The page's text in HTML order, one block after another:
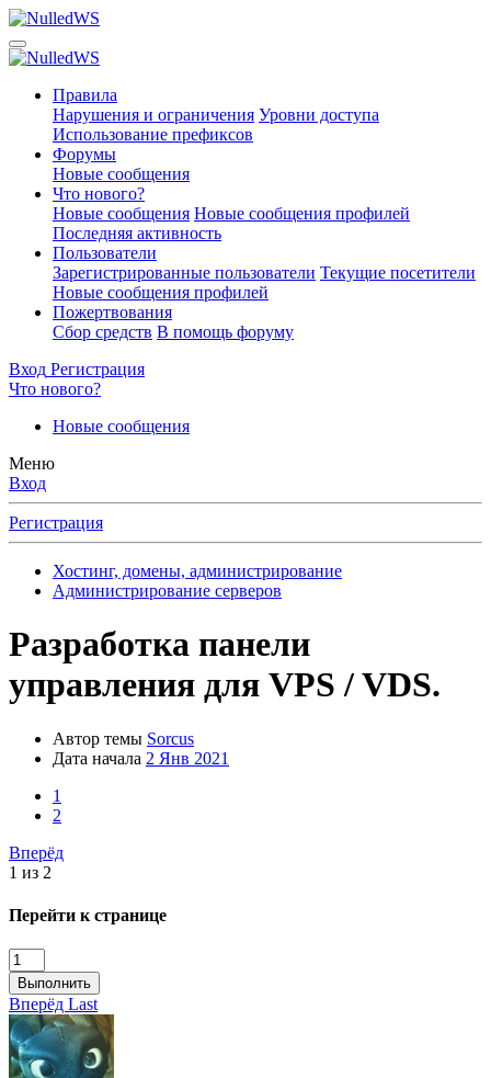
Правила
Нарушения и ограничения Уровни доступа
Использование префиксов
Форумы
Новые сообщения
Что нового?
Новые сообщения Новые сообщения профилей
Последняя активность
Пользователи
Зарегистрированные пользователи Текущие посетители
Новые сообщения профилей
Пожертвования
Сбор средств В помощь форуму
Вход Регистрация
Что нового?
Новые сообщения
Меню
Вход
Регистрация
Хостинг, домены, администрирование
Администрирование серверов
Разработка панели
управления для VPS / VDS.
Автор темы Sorcus
Дата начала 2 Янв 2021
1
2
Вперёд
1 из 2
Перейти к странице
Выполнить
Вперёд Last